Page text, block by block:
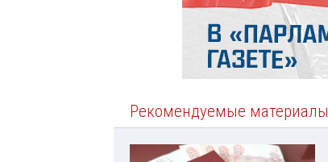
Рекомендуемые материалы